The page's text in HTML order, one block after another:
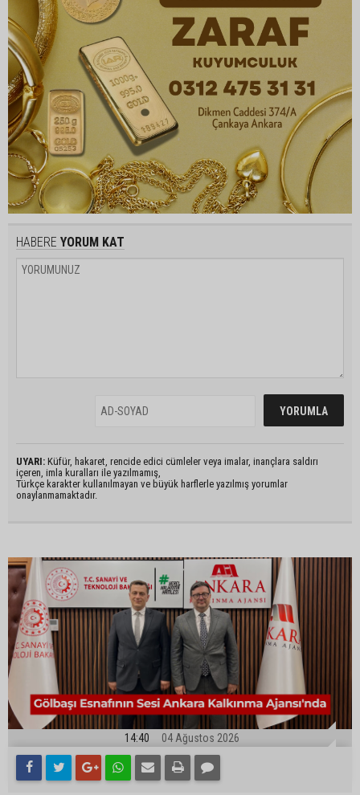
HABERE YORUM KAT
UYARI: Küfür, hakaret, rencide edici cümleler veya imalar, inançlara saldırı
içeren, imla kuralları ile yazılmamış,
Türkçe karakter kullanılmayan ve büyük harflerle yazılmış yorumlar
onaylanmamaktadır.
14:40 04 Ağustos 2026